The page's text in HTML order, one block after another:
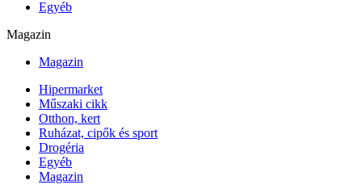
Egyéb
Magazin
Magazin
Hipermarket
Műszaki cikk
Otthon, kert
Ruházat, cipők és sport
Drogéria
Egyéb
Magazin